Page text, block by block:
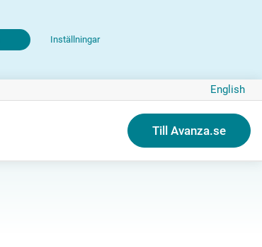
Inställningar
English
Till Avanza.se